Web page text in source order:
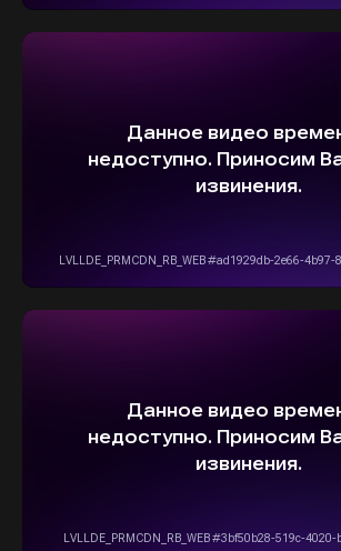
+7(916)555-14-15
info@stepautomsk.ru
5,0